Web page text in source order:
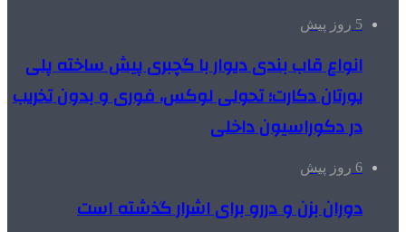
5 روز پیش
انواع قاب بندی دیوار با گچبری پیش ساخته پلی
یورتان دکارت؛ تحولی لوکس، فوری و بدون تخریب
در دکوراسیون داخلی
6 روز پیش
دوران بزن و دررو برای اشرار گذشته است